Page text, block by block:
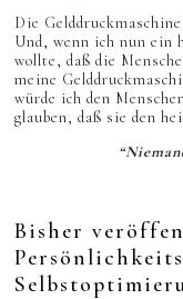
Die
Und, wenn ich nun
wollte, daß die
meine
würde ich den
glauben, daß sie den
Bisher